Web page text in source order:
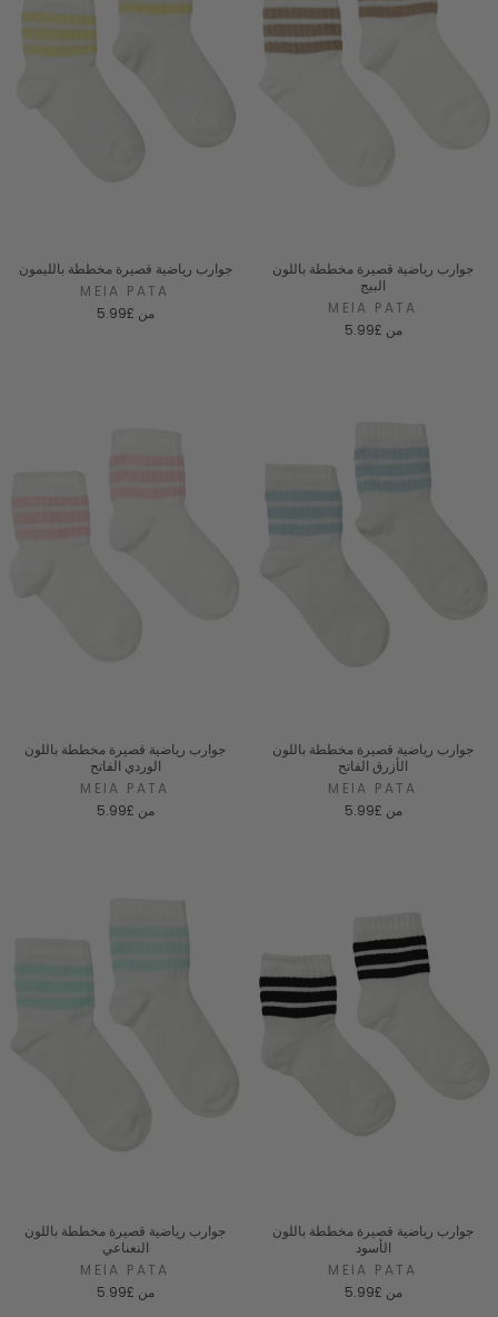
جوارب رياضية قصيرة مخططة بالليمون
MEIA PATA
من £5.99
جوارب رياضية قصيرة مخططة باللون
البيج
MEIA PATA
من £5.99
جوارب رياضية قصيرة مخططة باللون
الوردي الفاتح
MEIA PATA
من £5.99
جوارب رياضية قصيرة مخططة باللون
الأزرق الفاتح
MEIA PATA
من £5.99
جوارب رياضية قصيرة مخططة باللون
النعناعي
MEIA PATA
من £5.99
جوارب رياضية قصيرة مخططة باللون
الأسود
MEIA PATA
من £5.99